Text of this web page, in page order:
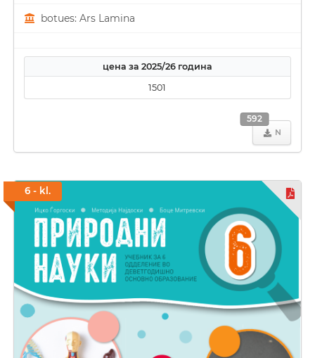
botues: Ars Lamina
цена за 2025/26 година
1501
N
592
6 - kl.